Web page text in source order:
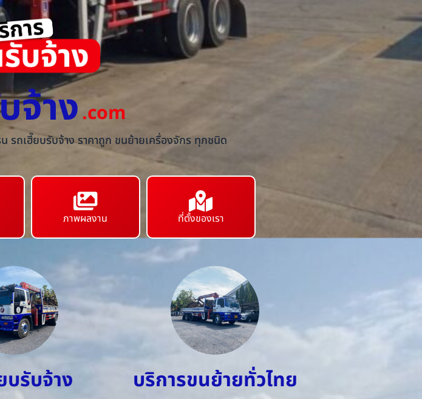
จ้าง.com
รถเฮี๊ยบรับจ้าง ราคาถูก ขนย้ายเครื่องจักร ทุกชนิด
ภาพผลงาน ที่ตั้งของเรา
บรับจ้าง บริการขนย้ายทั่วไทย